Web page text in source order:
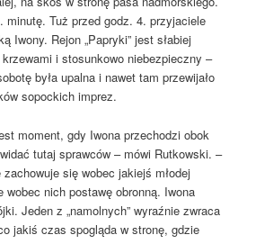
minutę. Tuż przed godz. 4. przyjaciele
Iwony. Rejon „Papryki” jest słabiej
i stosunkowo niebezpieczny –
była upalna i nawet tam przewijało
sopockich imprez.
moment, gdy Iwona przechodzi obok
tutaj sprawców – mówi Rutkowski. –
się wobec jakiejś młodej
wobec nich postawę obronną. Iwona
Jeden z „namolnych” wyraźnie zwraca
jakiś czas spogląda w stronę, gdzie